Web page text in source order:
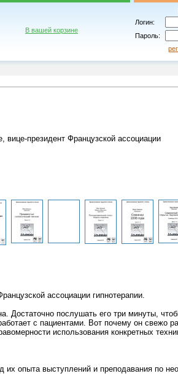
В вашей корзине
Логин:
Пароль:
вице-президент Французской ассоциации
ассоциации гипнотерапии.
Достаточно послушать его три минуты,
с пациентами. Вот почему он свежо
использования конкретных
их опыта выступлений и преподавания по